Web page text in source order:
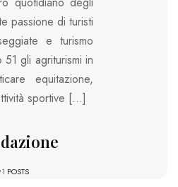
passione di turisti
e turismo
gli agriturismi in
equitazione,
sportive […]
POSTS